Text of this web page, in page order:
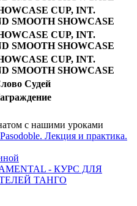
CUP, INT.
SMOOTH SHOWCASE
CUP, INT.
SMOOTH SHOWCASE
CUP, INT.
SMOOTH SHOWCASE
Судей
с нашими уроками
Лекция и практика.
- КУРС ДЛЯ
ТАНГО